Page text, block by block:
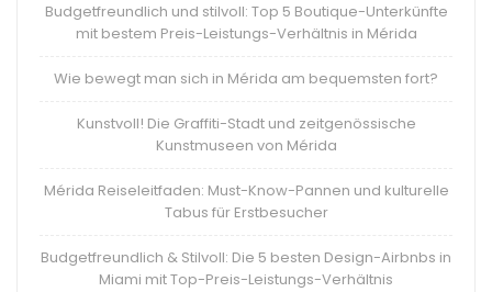
Budgetfreundlich und stilvoll: Top 5 Boutique-Unterkünfte
mit bestem Preis-Leistungs-Verhältnis in Mérida
Wie bewegt man sich in Mérida am bequemsten fort?
Kunstvoll! Die Graffiti-Stadt und zeitgenössische
Kunstmuseen von Mérida
Mérida Reiseleitfaden: Must-Know-Pannen und kulturelle
Tabus für Erstbesucher
Budgetfreundlich & Stilvoll: Die 5 besten Design-Airbnbs in
Miami mit Top-Preis-Leistungs-Verhältnis